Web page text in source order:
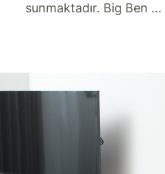
sunmaktadır. Big Ben ...